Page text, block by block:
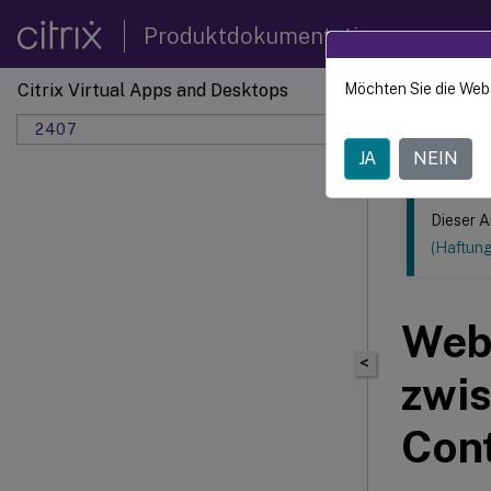
Produktdokumentation
Citrix Virtual Apps and Desktops
2407
Dieser Inhalt
<
Dieser
Möchten Sie die
JA NEIN